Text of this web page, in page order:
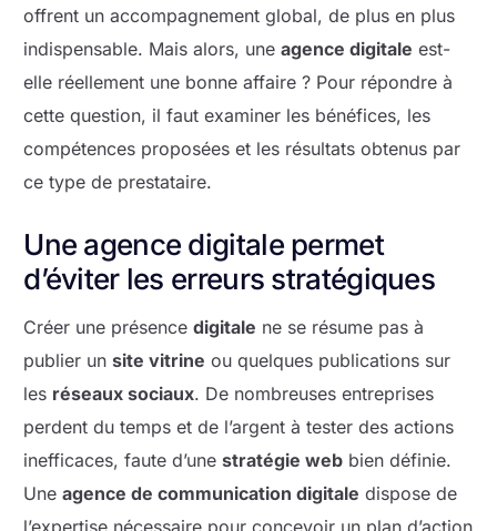
offrent un accompagnement global, de plus en plus
indispensable. Mais alors, uneagence digitale est-
elle réellement une bonne affaire ? Pour répondre à
cette question, il faut examiner les bénéfices, les
compétences proposées et les résultats obtenus par
ce type de prestataire.
Une agence digitale permet
d’éviter les erreurs stratégiques
Créer une présencedigitale ne se résume pas à
publier unsite vitrine ou quelques publications sur
les réseaux sociaux. De nombreuses entreprises
perdent du temps et de l’argent à tester des actions
inefficaces, faute d’unestratégie web bien définie.
Uneagence de communication digitale dispose de